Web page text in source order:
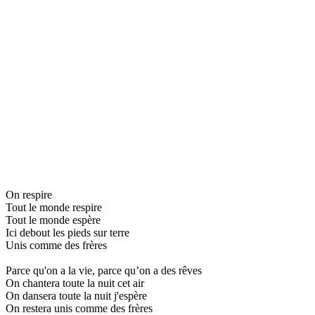
On respire
Tout le monde respire
Tout le monde espère
Ici debout les pieds sur terre
Unis comme des frères
Parce qu'on a la vie, parce qu’on a des rêves
On chantera toute la nuit cet air
On dansera toute la nuit j'espère
On restera unis comme des frères